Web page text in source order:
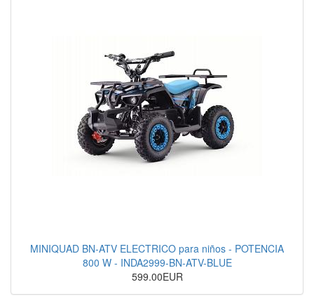
MINIQUAD BN-ATV ELECTRICO para niños - POTENCIA
800 W - INDA2999-BN-ATV-BLUE
599.00EUR